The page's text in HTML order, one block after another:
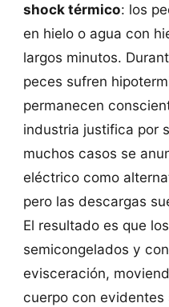
shock térmico: los
en hielo o agua con
largos minutos.
peces sufren
permanecen
industria justifica por
muchos casos se
eléctrico como
pero las descargas
El resultado es que
semicongelados y
evisceración,
cuerpo con evidentes